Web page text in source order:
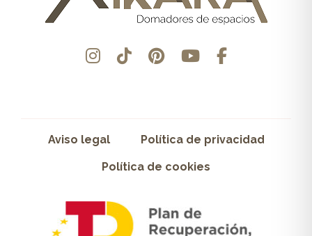
Aviso legal Política de privacidad
Política de cookies